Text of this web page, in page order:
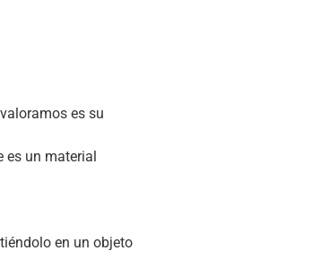
es su
es un material
en un objeto